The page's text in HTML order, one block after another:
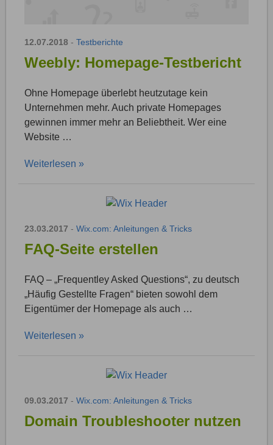
12.07.2018 - Testberichte
Weebly: Homepage-Testbericht
Ohne Homepage überlebt heutzutage kein
Unternehmen mehr. Auch private Homepages
gewinnen immer mehr an Beliebtheit. Wer eine
Website …
Weiterlesen »
23.03.2017 - Wix.com: Anleitungen & Tricks
FAQ-Seite erstellen
FAQ – „Frequentley Asked Questions“, zu deutsch
„Häufig Gestellte Fragen“ bieten sowohl dem
Eigentümer der Homepage als auch …
Weiterlesen »
09.03.2017 - Wix.com: Anleitungen & Tricks
Domain Troubleshooter nutzen